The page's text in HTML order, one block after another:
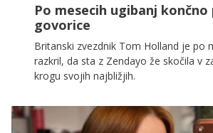
Po mesecih ugibanj
govorice
Britanski zvezdnik Tom Holland je po
razkril, da sta z Zendayo že skočila v
krogu svojih najbližjih.